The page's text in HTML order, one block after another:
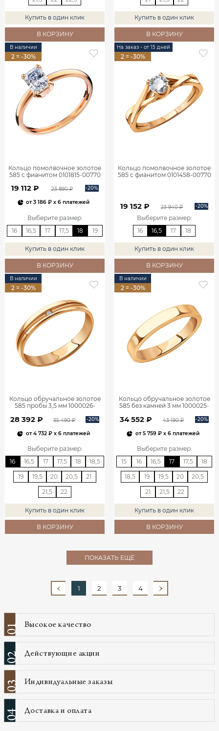
Купить в один клик
В КОРЗИНУ
Купить в один клик
В КОРЗИНУ
В наличии
2 = -30%
Кольцо помолвочное золотое
585 с фианитом 0101815-00770
19 112 ₽ 23 890 ₽ -20%
от3 186 ₽ x 6 платежей
Выберите размер:
16
16,5 17 17,5 18 19
Купить в один клик
В КОРЗИНУ
На заказ - от 15 дней
2 = -30%
Кольцо помолвочное золотое
585 с фианитом 0101458-00770
19 152 ₽ 23 940 ₽ -20%
Выберите размер:
16
16,5 17 18
Купить в один клик
В КОРЗИНУ
В наличии
2 = -30%
Кольцо обручальное золотое
585 пробы 3,5 мм 1000026-
28 392 ₽ 35 490 ₽ -20%
от4 732 ₽x 6 платежей
Выберите размер:
16
16,5 17 17,5 18 18,5
19 19,5 20 20,5 21
21,5 22
Купить в один клик
В КОРЗИНУ
В наличии
2 = -30%
Кольцо обручальное золотое
585 без камней 3 мм 1000025-
34 552 ₽ 43 190 ₽ -20%
от5 759 ₽x 6 платежей
Выберите размер:
15
16 16,5 17 17,5 18
18,5 19 19,5 20 20,5
21 21,5 22
Купить в один клик
В КОРЗИНУ
ПОКАЗАТЬ ЕЩЁ
1 2 3 4
01 Высокое качество
02 Действующие акции
03 Индивидуальные заказы
04 Доставка и оплата